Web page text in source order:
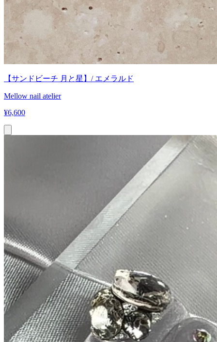
【サンドビーチ 月と星】/ エメラルド
Mellow nail atelier
¥6,600